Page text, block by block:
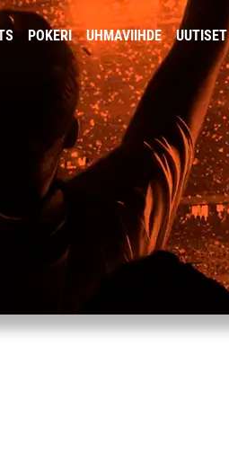
POKERI UHMAVIIHDE UUTISET